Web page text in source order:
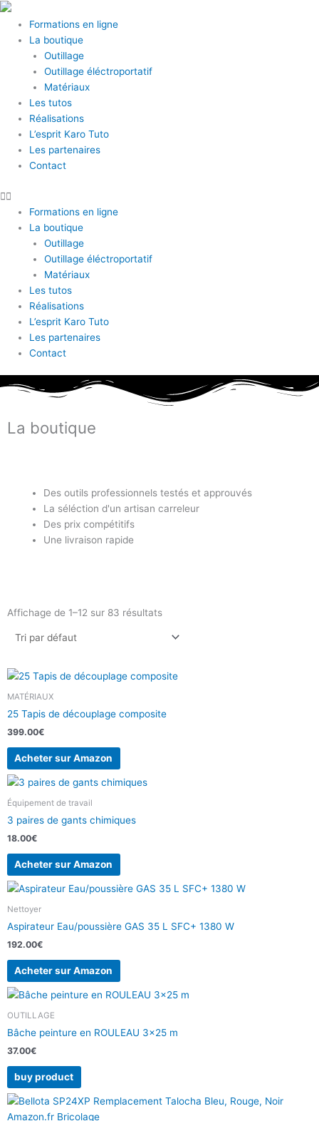
Aller
contenu
Formations en ligne
La boutique
Outillage
Outillage éléctroportatif
Matériaux
Les tutos
Réalisations
L’esprit Karo Tuto
Les partenaires
Contact
Formations en ligne
La boutique
Outillage
Outillage éléctroportatif
Matériaux
Les tutos
Réalisations
L’esprit Karo Tuto
Les partenaires
Contact
La boutique
Des outils professionnels testés et approuvés
La séléction d'un artisan carreleur
Des prix compétitifs
Une livraison rapide
Affichage de 1–12 sur 83 résultats
MATÉRIAUX
25 Tapis de découplage composite
399.00€
Acheter sur Amazon
Équipement de travail
3 paires de gants chimiques
18.00€
Acheter sur Amazon
Nettoyer
Aspirateur Eau/poussière GAS 35 L SFC+ 1380 W
192.00€
Acheter sur Amazon
OUTILLAGE
Bâche peinture en ROULEAU 3×25 m
37.00€
buy product